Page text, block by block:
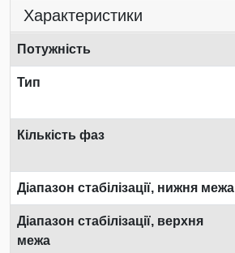
Характеристики
Потужність
Тип
Кількість фаз
Діапазон стабілізації, нижня межа
Діапазон стабілізації, верхня
межа